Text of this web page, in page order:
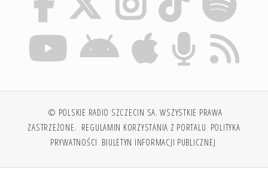
© POLSKIE RADIO SZCZECIN SA. WSZYSTKIE PRAWA
ZASTRZEŻONE. REGULAMIN KORZYSTANIA Z PORTALU POLITYKA
PRYWATNOŚCI BIULETYN INFORMACJI PUBLICZNEJ